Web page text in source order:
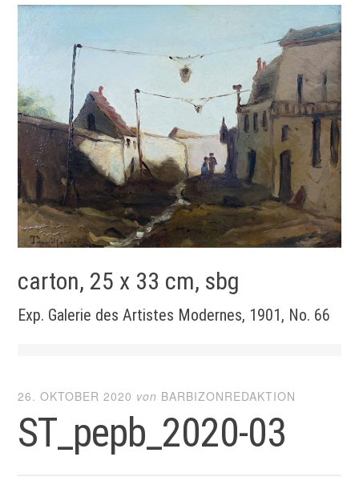
carton, 25 x 33 cm, sbg
Exp. Galerie des Artistes Modernes, 1901, No. 66
26. OKTOBER 2020 von BARBIZONREDAKTION
ST_pepb_2020-03